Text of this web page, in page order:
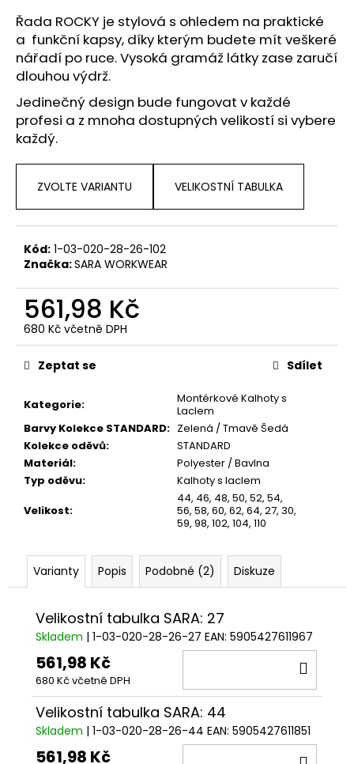
Řada ROCKY je stylová s ohledem na praktické
a funkční kapsy, díky kterým budete mít veškeré
nářadí po ruce. Vysoká gramáž látky zase zaručí
dlouhou výdrž.
Jedinečný design bude fungovat v každé
profesi a z mnoha dostupných velikostí si vybere
každý.
ZVOLTE VARIANTU VELIKOSTNÍ TABULKA
Kód: 1-03-020-28-26-102
Značka:SARA WORKWEAR
561,98 Kč
680 Kč včetně DPH
Měrná
cena:
Kategorie:
Montérkové Kalhoty s
Laclem
Barvy Kolekce STANDARD: Zelená / Tmavě Šedá
Kolekce oděvů:
STANDARD
Materiál:
Polyester / Bavlna
Typ oděvu:
Kalhoty s laclem
Velikost:
44, 46, 48, 50, 52, 54,
56, 58, 60, 62, 64, 27, 30,
59, 98, 102, 104, 110
Zeptat se Sdílet
Varianty Popis Podobné (2) Diskuze
Velikostní tabulka SARA: 27
Skladem | 1-03-020-28-26-27 EAN: 5905427611967
561,98 Kč
680 Kč včetně DPH
Velikostní tabulka SARA: 44
Skladem | 1-03-020-28-26-44 EAN: 5905427611851
561,98 Kč